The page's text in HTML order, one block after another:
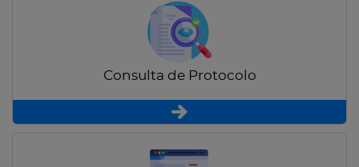
Consulta de Protocolo